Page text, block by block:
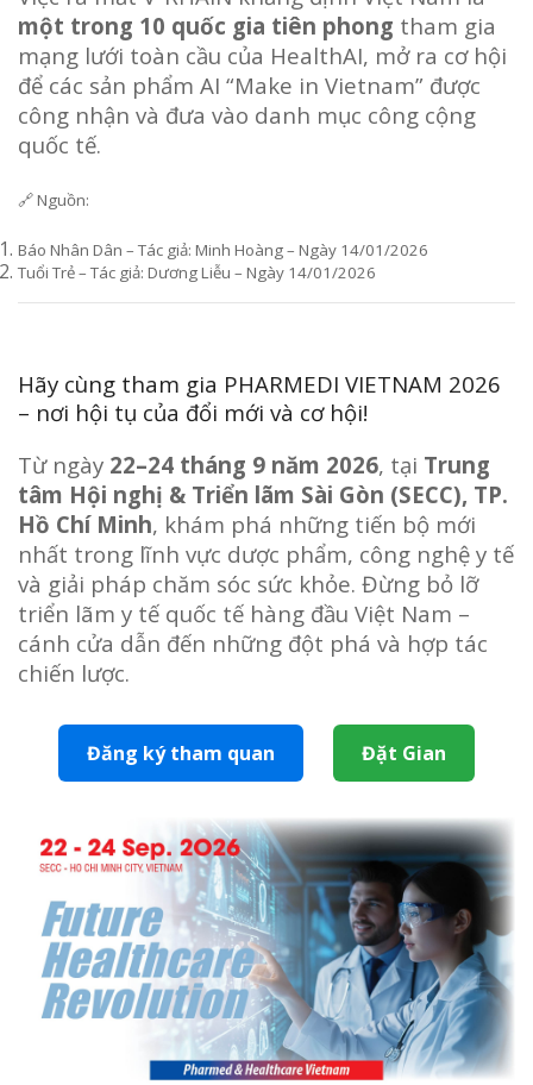
một trong 10 quốc gia tiên phong tham gia
mạng lưới toàn cầu của HealthAI, mở ra cơ hội
để các sản phẩm AI “Make in Vietnam” được
công nhận và đưa vào danh mục công cộng
quốc tế.
🔗 Nguồn:
Báo Nhân Dân – Tác giả: Minh Hoàng – Ngày 14/01/2026
Tuổi Trẻ – Tác giả: Dương Liễu – Ngày 14/01/2026
Hãy cùng tham gia PHARMEDI VIETNAM 2026
– nơi hội tụ của đổi mới và cơ hội!
Từ ngày 22–24 tháng 9 năm 2026, tại Trung
tâm Hội nghị & Triển lãm Sài Gòn (SECC), TP.
Hồ Chí Minh, khám phá những tiến bộ mới
nhất trong lĩnh vực dược phẩm, công nghệ y tế
và giải pháp chăm sóc sức khỏe. Đừng bỏ lỡ
triển lãm y tế quốc tế hàng đầu Việt Nam –
cánh cửa dẫn đến những đột phá và hợp tác
chiến lược.
Đăng ký tham quan Đặt Gian